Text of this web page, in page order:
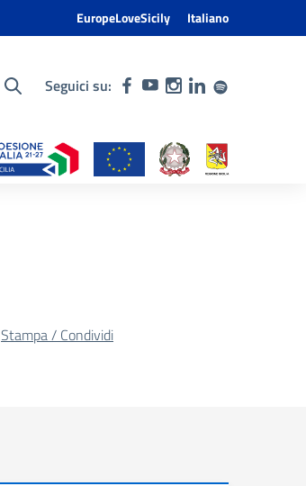
EuropeLoveSicily Italiano
Seguici su:
Stampa / Condividi